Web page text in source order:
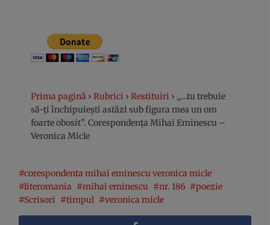
Prima pagină › Rubrici › Restituiri › „…tu trebuie
să-ți închipuiești astăzi sub figura mea un om
foarte obosit”. Corespondența Mihai Eminescu –
Veronica Micle
corespondenta mihai eminescu veronica micle
literomania
mihai eminescu nr. 186
poezie
Scrisori
timpul veronica micle